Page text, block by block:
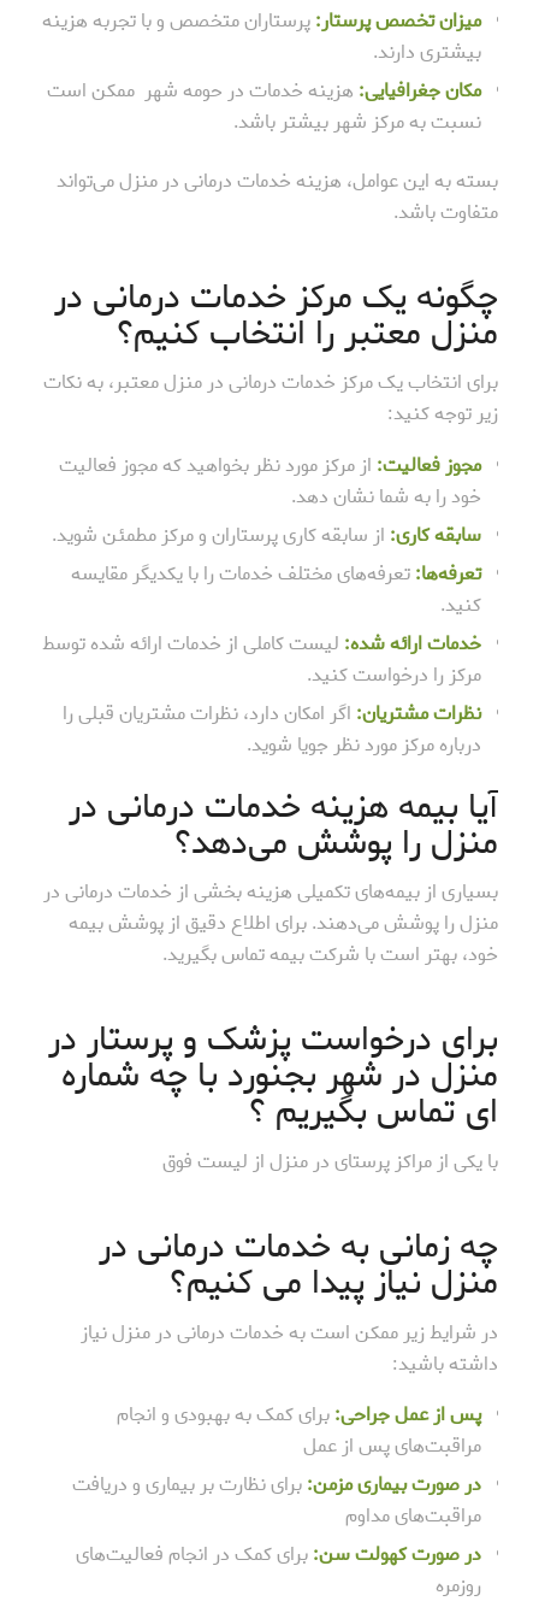
میزان تخصص پرستار:پرستاران متخصص و با تجربه هزینه
بیشتری دارند.
مکان جغرافیایی: هزینه خدمات در حومه شهر ممکن است
نسبت به مرکز شهر بیشتر باشد.
بسته به این عوامل، هزینه خدمات درمانی در منزل می‌تواند
متفاوت باشد.
چگونه یک مرکز خدمات درمانی در
منزل معتبر را انتخاب کنیم؟
برای انتخاب یک مرکز خدمات درمانی در منزل معتبر، به نکات
زیر توجه کنید:
مجوز فعالیت: از مرکز مورد نظر بخواهید که مجوز فعالیت
خود را به شما نشان دهد.
سابقه کاری: از سابقه کاری پرستاران و مرکز مطمئن شوید.
تعرفه‌ها:تعرفه‌های مختلف خدمات را با یکدیگر مقایسه
کنید.
خدمات ارائه شده: لیست کاملی از خدمات ارائه شده توسط
مرکز را درخواست کنید.
نظرات مشتریان: اگر امکان دارد، نظرات مشتریان قبلی را
درباره مرکز مورد نظر جویا شوید.
آیا بیمه هزینه خدمات درمانی در
منزل را پوشش می‌دهد؟
بسیاری از بیمه‌های تکمیلی هزینه بخشی از خدمات درمانی در
منزل را پوشش می‌دهند. برای اطلاع دقیق از پوشش بیمه
خود، بهتر است با شرکت بیمه تماس بگیرید.
برای درخواست پزشک و پرستار در
منزل در شهر بجنورد با چه شماره
ای تماس بگیریم ؟
با یکی از مراکز پرستای در منزل از لیست فوق
چه زمانی به خدمات درمانی در
منزل نیاز پیدا می کنیم؟
در شرایط زیر ممکن است به خدمات درمانی در منزل نیاز
داشته باشید:
پس از عمل جراحی:برای کمک به بهبودی و انجام
مراقبت‌های پس از عمل
در صورت بیماری مزمن:برای نظارت بر بیماری و دریافت
مراقبت‌های مداوم
در صورت کهولت سن:برای کمک در انجام فعالیت‌های
روزمره